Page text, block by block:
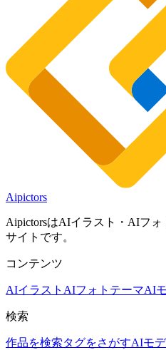
Aipictors
AipictorsはAIイラスト・AIフ
サイトです。
コンテンツ
AIイラスト AIフォト テーマAI
検索
作品を検索タグをさがすAIモ